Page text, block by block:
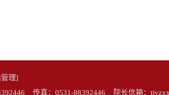
理]
传真：0531-88392446 院长信箱：